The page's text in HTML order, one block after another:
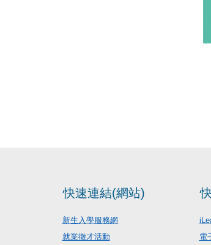
快速連結(網站)
新生入學服務網
就業徵才活動
電